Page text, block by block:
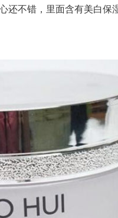
不错，里面含有美白保